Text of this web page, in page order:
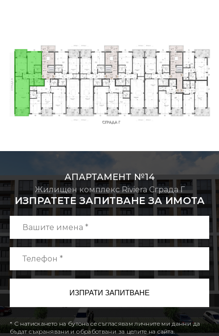
АПАРТАМЕНТ №14
Жилищен комплекс Riviera Сграда Г
ИЗПРАТЕТЕ ЗАПИТВАНЕ ЗА ИМОТА
* С натискането на бутона се съгласявам личните ми данни да
бъдат съхранявани и обработвани за целите на сайта.